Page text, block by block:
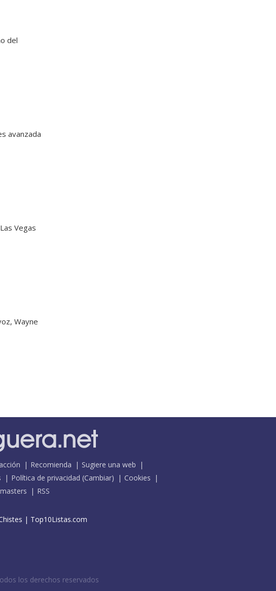
del
avanzada
Vegas
Wayne
Recomienda
Sugiere una web
Política de privacidad (Cambiar)
Cookies
RSS
| Top10Listas.com
los derechos reservados